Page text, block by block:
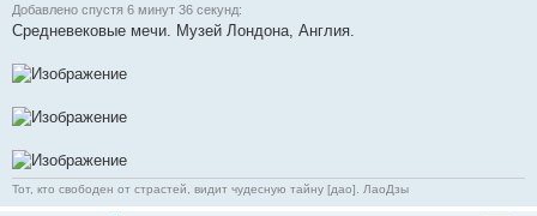
Добавлено спустя 6 минут 36 секунд:
Средневековые мечи. Музей Лондона, Англия.
Тот, кто свободен от страстей, видит чудесную тайну [дао]. ЛаоДзы